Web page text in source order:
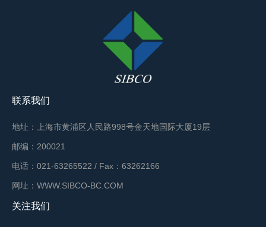
联系我们
地址：上海市黄浦区人民路998号金天地国际大厦19层
邮编：200021
电话：021-63265522 / Fax：63262166
网址：WWW.SIBCO-BC.COM
关注我们